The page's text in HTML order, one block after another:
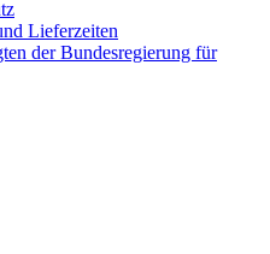
Lieferzeiten
der Bundesregierung für